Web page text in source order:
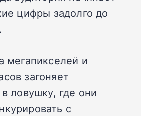
цифры задолго до
мегапикселей и
загоняет
ловушку, где они
с